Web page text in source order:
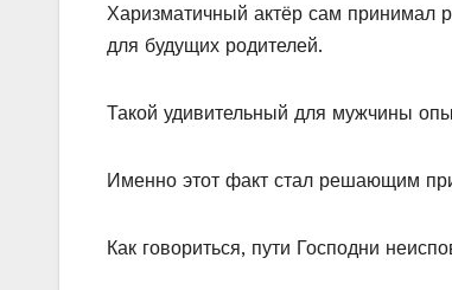
Харизматичный актёр сам принимал
для будущих родителей.
Такой удивительный для мужчины
Именно этот факт стал решающим
Как говориться, пути Господни